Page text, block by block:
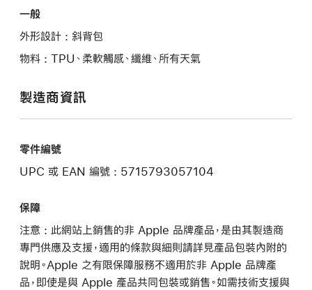
一般
外形設計 : 斜背包
物料 : TPU、柔軟觸感、纖維、所有天氣
製造商資訊
零件編號
UPC 或 EAN 編號 : 5715793057104
保障
注意 : 此網站上銷售的非 Apple 品牌產品，是由其製造商
專門供應及支援，適用的條款與細則請詳見產品包裝內附的
說明。Apple 之有限保障服務不適用於非 Apple 品牌產
品，即使是與 Apple 產品共同包裝或銷售。如需技術支援與